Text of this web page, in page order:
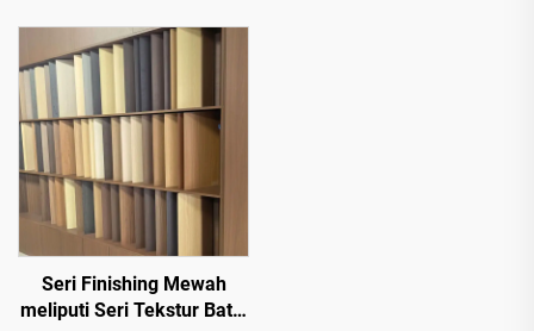
rekayasa yang terbuat dari
serat kayu atau serat
tanaman lainnya,
digunakan sebagai papan
dapur, papan furnitur, dan
juga papan kemasan
Seri Finishing Mewah
meliputi Seri Tekstur Batu,